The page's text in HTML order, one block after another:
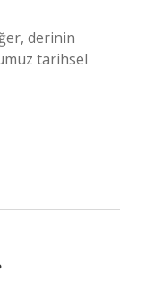
derinin
tarihsel